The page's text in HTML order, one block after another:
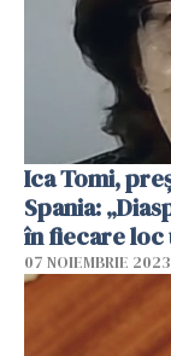
Ica Tomi,
Spania:
în fiecare loc
07 NOIEMBRIE 2023